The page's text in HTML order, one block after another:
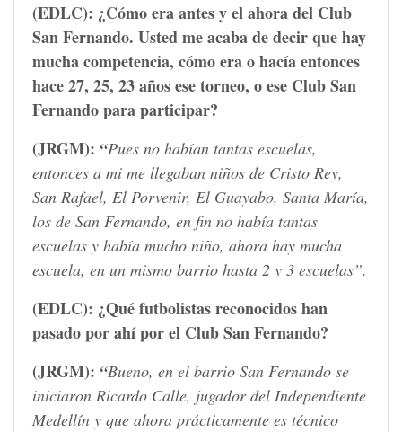
(EDLC): ¿Cómo era antes y el ahora del Club
San Fernando. Usted me acaba de decir que hay
mucha competencia, cómo era o hacía entonces
hace 27, 25, 23 años ese torneo, o ese Club San
Fernando para participar?
(JRGM): “Pues no habían tantas escuelas,
entonces a mi me llegaban niños de Cristo Rey,
San Rafael, El Porvenir, El Guayabo, Santa María,
los de San Fernando, en fin no había tantas
escuelas y había mucho niño, ahora hay mucha
escuela, en un mismo barrio hasta 2 y 3 escuelas”.
(EDLC): ¿Qué futbolistas reconocidos han
pasado por ahí por el Club San Fernando?
(JRGM): “Bueno, en el barrio San Fernando se
iniciaron Ricardo Calle, jugador del Independiente
Medellín y que ahora prácticamente es técnico